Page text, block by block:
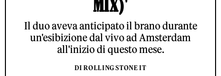
MIX)'
Il duo aveva anticipato il brano durante
un'esibizione dal vivo ad Amsterdam
all'inizio di questo mese.
DI ROLLING STONE IT